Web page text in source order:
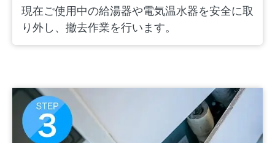
現在ご使用中の給湯器や電気温水器を安全に取
り外し、撤去作業を行います。